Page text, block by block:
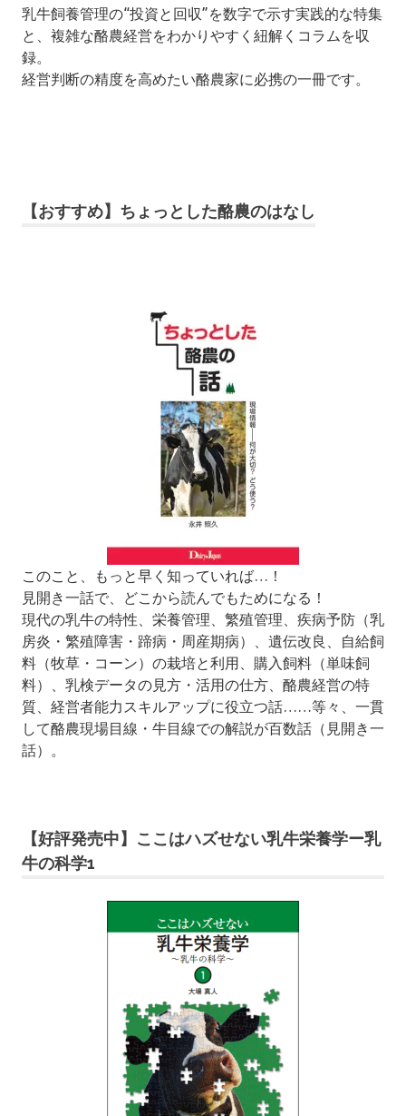
乳牛飼養管理の“投資と回収”を数字で示す実践的な特集
と、複雑な酪農経営をわかりやすく紐解くコラムを収
録。
経営判断の精度を高めたい酪農家に必携の一冊です。
【おすすめ】ちょっとした酪農のはなし
このこと、もっと早く知っていれば…！
見開き一話で、どこから読んでもためになる！
現代の乳牛の特性、栄養管理、繁殖管理、疾病予防（乳
房炎・繁殖障害・蹄病・周産期病）、遺伝改良、自給飼
料（牧草・コーン）の栽培と利用、購入飼料（単味飼
料）、乳検データの見方・活用の仕方、酪農経営の特
質、経営者能力スキルアップに役立つ話……等々、一貫
して酪農現場目線・牛目線での解説が百数話（見開き一
話）。
【好評発売中】ここはハズせない乳牛栄養学ー乳
牛の科学1